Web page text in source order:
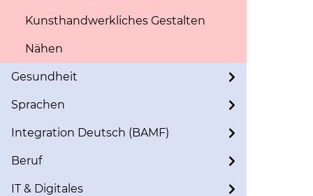
Kunsthandwerkliches Gestalten
Nähen
Gesundheit
Sprachen
Integration Deutsch (BAMF)
Beruf
IT & Digitales